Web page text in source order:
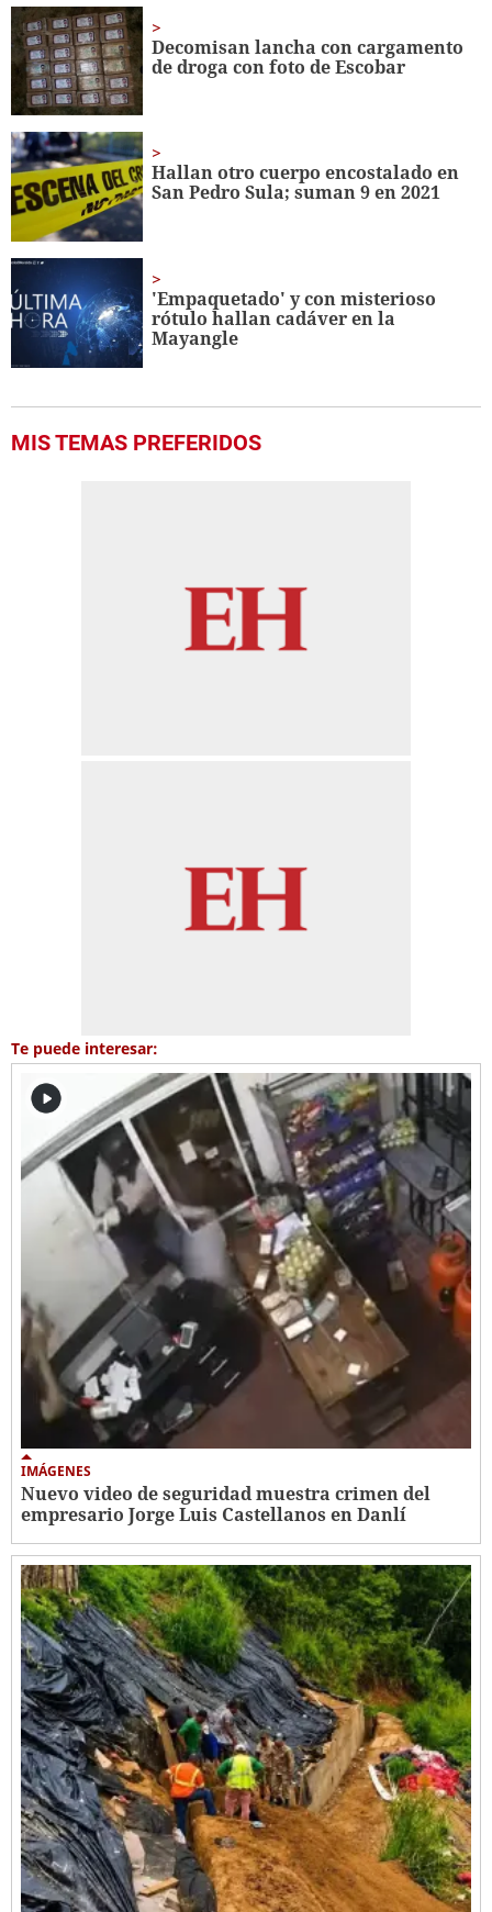
Decomisan lancha con cargamento
de droga con foto de Escobar
Hallan otro cuerpo encostalado en
San Pedro Sula; suman 9 en 2021
'Empaquetado' y con misterioso
rótulo hallan cadáver en la
Mayangle
MIS TEMAS PREFERIDOS
Te puede interesar:
IMÁGENES
Nuevo video de seguridad muestra crimen del
empresario Jorge Luis Castellanos en Danlí